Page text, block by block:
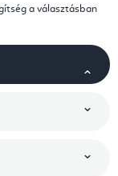
a választásban